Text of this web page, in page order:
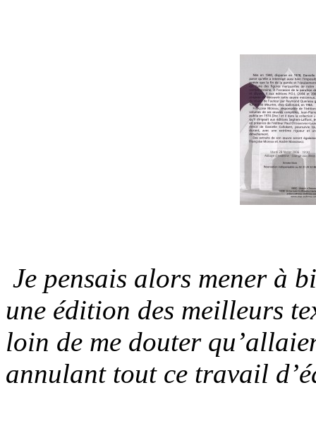
Je pensais alors mener à
une édition des meilleurs
loin de me douter
annulant tout ce travail